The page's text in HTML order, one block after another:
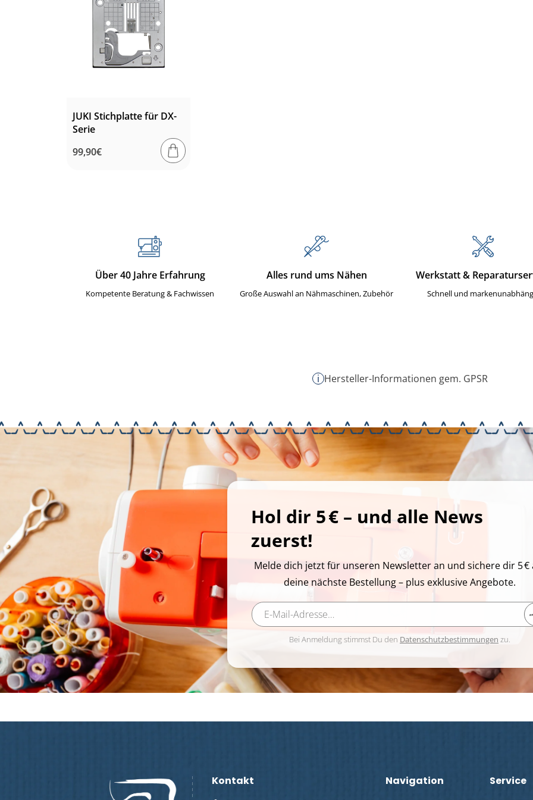
JUKI Stichplatte für DX-
Serie
Normaler
99,90€
Über 40 Jahre Erfahrung
Kompetente Beratung & Fachwissen
Alles rund ums Nähen
Große Auswahl an Nähmaschinen, Zubehör
Werkstatt &
Schnell und
i Hersteller-Informationen gem. GPSR
Hol dir 5 € – und alle News
zuerst!
Melde dich jetzt für unseren Newsletter an und sichere dir 5 €
deine nächste Bestellung – plus exklusive Angebote.
Bei Anmeldung stimmst Du den Datenschutzbestimmungen zu.
Kontakt Navigation Service